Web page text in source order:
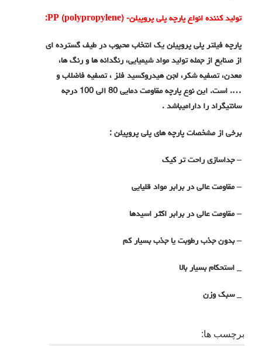
تولید کننده انواع پارچه پلی پروپیلن- PP (polypropylene)
:
پارچه فیلتر پلی پروپیلن یک انتخاب محبوب در طیف گسترده ای
از صنایع از جمله تولید مواد شیمیایی، رنگدانه ها و رنگ ها،
معدن، تصفیه شکر، لجن هیدروکسید فلز ، تصفیه فاضلاب و
…. است. این نوع پارچه مقاومت دمایی 80 الی 100 درجه
سانتیگراد را دارامیباشد .
برخی از مشخصات پارچه های پلی پروپیلن :
– جداسازی راحت تر کیک
– مقاومت عالی در برابر مواد قلیایی
– مقاومت عالی در برابر اکثر اسیدها
– بدون جذب رطوبت یا جذب بسیار کم
استحکام بسیار بالا
سبک وزن
برچسب ها: